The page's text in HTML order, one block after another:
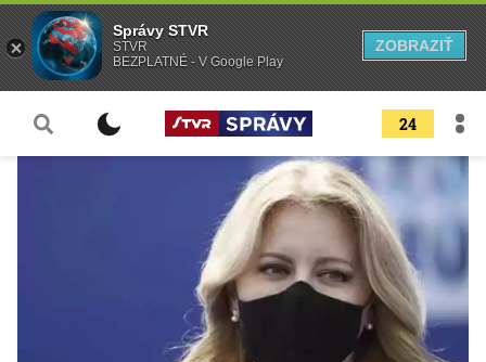
24
Správy STVR
STVR
BEZPLATNÉ - V Google Play
ZOBRAZIŤ